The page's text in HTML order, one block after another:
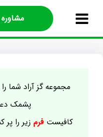
مجموعه گز آراد شما
پشمک
کافیستفرم زیر را پر